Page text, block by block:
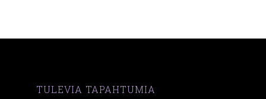
TULEVIA TAPAHTUMIA